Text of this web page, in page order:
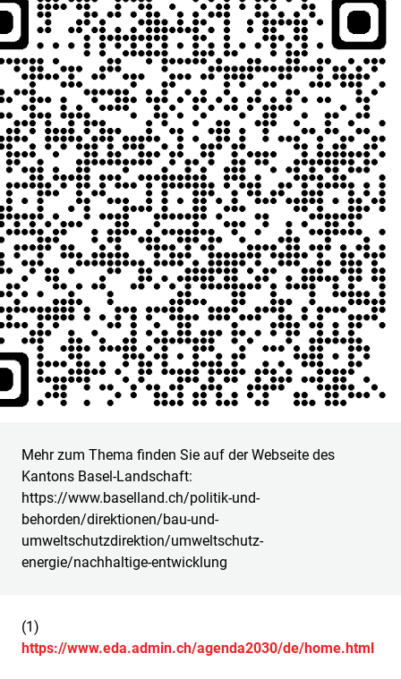
Mehr zum Thema finden Sie auf der Webseite des
Kantons Basel-Landschaft:
https://www.baselland.ch/politik-und-
behorden/direktionen/bau-und-
umweltschutzdirektion/umweltschutz-
energie/nachhaltige-entwicklung
(1)
https://www.eda.admin.ch/agenda2030/de/home.html